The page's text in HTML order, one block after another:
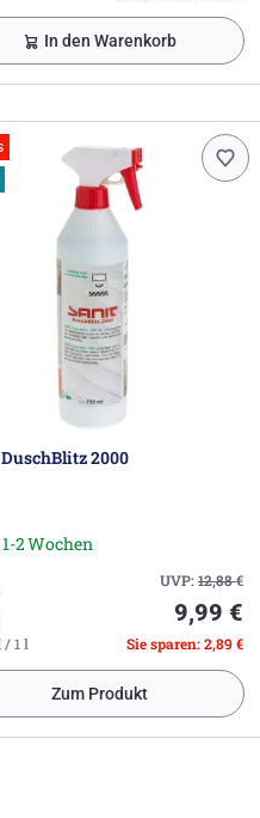
In den Warenkorb
2000
1-2 Wochen
UVP:12,88€
9,99 €
/ 1 l Sie sparen: 2,89 €
Zum Produkt